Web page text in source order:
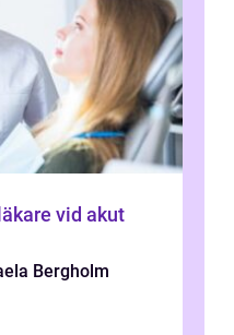
vid akut
Bergholm